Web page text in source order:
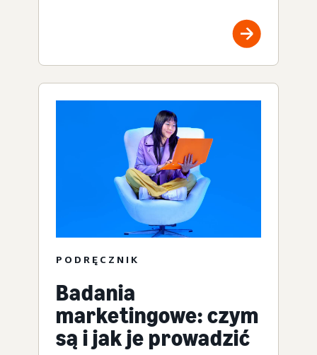
PODRĘCZNIK
Badania
marketingowe: czym
są i jak je prowadzić